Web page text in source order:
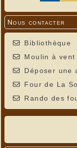
Nous contacter
Bibliothèque
Moulin à vent
Déposer une
Four de La
Rando des